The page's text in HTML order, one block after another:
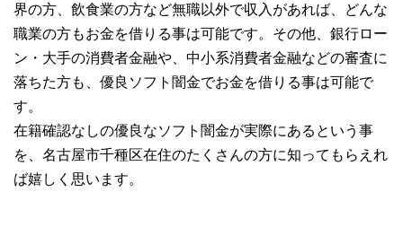
界の方、飲食業の方など無職以外で収入があれば、どんな
職業の方もお金を借りる事は可能です。その他、銀行ロー
ン・大手の消費者金融や、中小系消費者金融などの審査に
落ちた方も、優良ソフト闇金でお金を借りる事は可能で
す。
在籍確認なしの優良なソフト闇金が実際にあるという事
を、名古屋市千種区在住のたくさんの方に知ってもらえれ
ば嬉しく思います。